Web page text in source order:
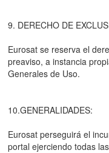
9. DERECHO DE
Eurosat se reserva el
preaviso, a instancia
Generales de Uso.
10.GENERALIDADES:
Eurosat perseguirá el
portal ejerciendo todas